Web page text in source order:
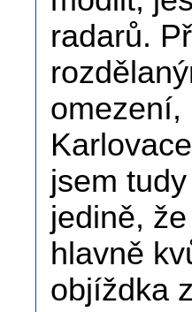
radarů.
omezení,
jsem
jedině,
hlavně
objíždka